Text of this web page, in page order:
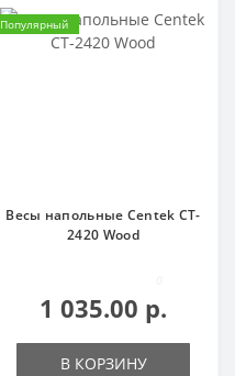
Популярный
Весы напольные Centek CT-
2420 Wood
1 035.00 р.
В КОРЗИНУ